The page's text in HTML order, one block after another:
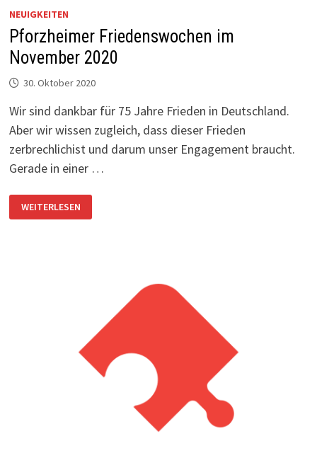
NEUIGKEITEN
Pforzheimer Friedenswochen im
November 2020
30. Oktober 2020
Wir sind dankbar für 75 Jahre Frieden in Deutschland.
Aber wir wissen zugleich, dass dieser Frieden
zerbrechlichist und darum unser Engagement braucht.
Gerade in einer …
PFORZHEIMER
FRIEDENSWOCHEN
IM
WEITERLESEN